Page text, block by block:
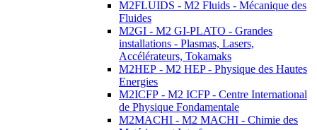
M2FLUIDS - M2 Fluids - Mécanique des
Fluides
M2GI - M2 GI-PLATO - Grandes
installations - Plasmas, Lasers,
Accélérateurs, Tokamaks
M2HEP - M2 HEP - Physique des Hautes
Energies
M2ICFP - M2 ICFP - Centre International
de Physique Fondamentale
M2MACHI - M2 MACHI - Chimie des